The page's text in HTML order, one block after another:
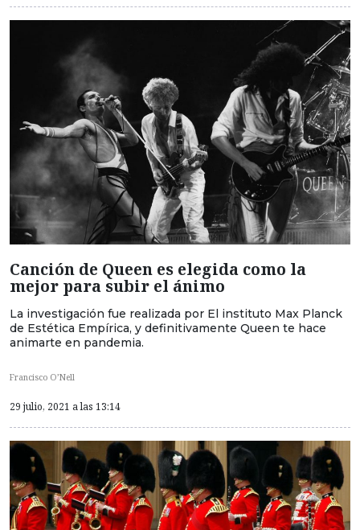
Canción de Queen es elegida como la
mejor para subir el ánimo
La investigación fue realizada por El instituto Max Planck
de Estética Empírica, y definitivamente Queen te hace
animarte en pandemia.
Francisco O’Nell
29 julio, 2021 a las 13:14